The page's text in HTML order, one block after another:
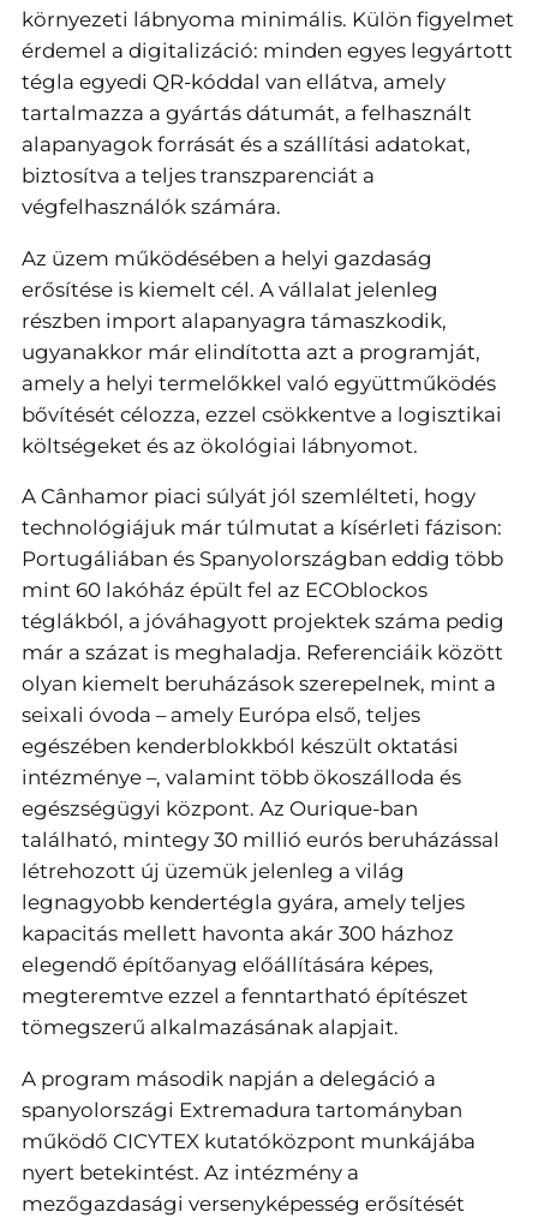
környezeti lábnyoma minimális. Külön figyelmet
érdemel a digitalizáció: minden egyes legyártott
tégla egyedi QR-kóddal van ellátva, amely
tartalmazza a gyártás dátumát, a felhasznált
alapanyagok forrását és a szállítási adatokat,
biztosítva a teljes transzparenciát a
végfelhasználók számára.
Az üzem működésében a helyi gazdaság
erősítése is kiemelt cél. A vállalat jelenleg
részben import alapanyagra támaszkodik,
ugyanakkor már elindította azt a programját,
amely a helyi termelőkkel való együttműködés
bővítését célozza, ezzel csökkentve a logisztikai
költségeket és az ökológiai lábnyomot.
A Cânhamor piaci súlyát jól szemlélteti, hogy
technológiájuk már túlmutat a kísérleti fázison:
Portugáliában és Spanyolországban eddig több
mint 60 lakóház épült fel az ECOblockos
téglákból, a jóváhagyott projektek száma pedig
már a százat is meghaladja. Referenciáik között
olyan kiemelt beruházások szerepelnek, mint a
seixali óvoda – amely Európa első, teljes
egészében kenderblokkból készült oktatási
intézménye –, valamint több ökoszálloda és
egészségügyi központ. Az Ourique-ban
található, mintegy 30 millió eurós beruházással
létrehozott új üzemük jelenleg a világ
legnagyobb kendertégla gyára, amely teljes
kapacitás mellett havonta akár 300 házhoz
elegendő építőanyag előállítására képes,
megteremtve ezzel a fenntartható építészet
tömegszerű alkalmazásának alapjait.
A program második napján a delegáció a
spanyolországi Extremadura tartományban
működő CICYTEX kutatóközpont munkájába
nyert betekintést. Az intézmény a
mezőgazdasági versenyképesség erősítését